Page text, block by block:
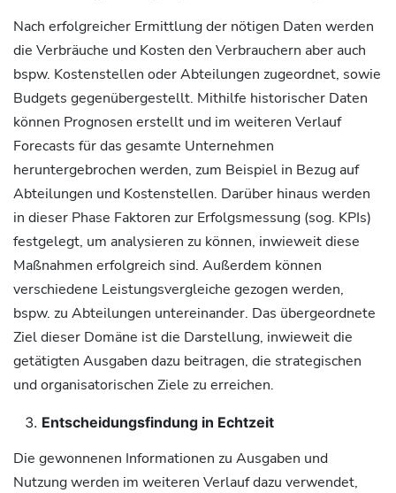
Nach erfolgreicher Ermittlung der nötigen Daten werden
die Verbräuche und Kosten den Verbrauchern aber auch
bspw. Kostenstellen oder Abteilungen zugeordnet, sowie
Budgets gegenübergestellt. Mithilfe historischer Daten
können Prognosen erstellt und im weiteren Verlauf
Forecasts für das gesamte Unternehmen
heruntergebrochen werden, zum Beispiel in Bezug auf
Abteilungen und Kostenstellen. Darüber hinaus werden
in dieser Phase Faktoren zur Erfolgsmessung (sog. KPIs)
festgelegt, um analysieren zu können, inwieweit diese
Maßnahmen erfolgreich sind. Außerdem können
verschiedene Leistungsvergleiche gezogen werden,
bspw. zu Abteilungen untereinander. Das übergeordnete
Ziel dieser Domäne ist die Darstellung, inwieweit die
getätigten Ausgaben dazu beitragen, die strategischen
und organisatorischen Ziele zu erreichen.
Entscheidungsfindung in Echtzeit
Die gewonnenen Informationen zu Ausgaben und
Nutzung werden im weiteren Verlauf dazu verwendet,